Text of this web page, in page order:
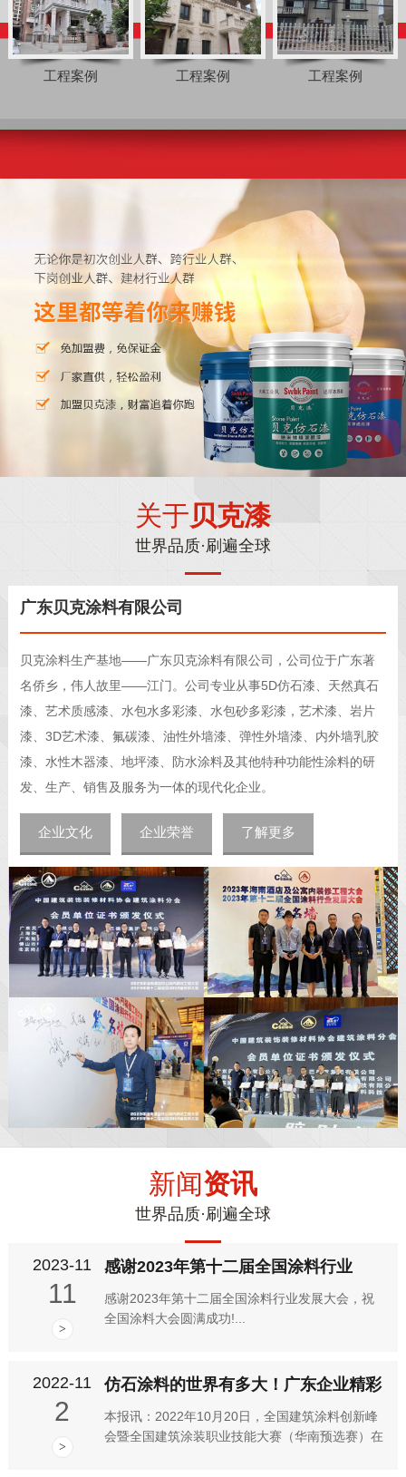
工程案例 工程案例 工程案例
关于贝克漆
世界品质·刷遍全球
广东贝克涂料有限公司
贝克涂料生产基地——广东贝克涂料有限公司，公司位于广东著
名侨乡，伟人故里——江门。公司专业从事5D仿石漆、天然真石
漆、艺术质感漆、水包水多彩漆、水包砂多彩漆，艺术漆、岩片
漆、3D艺术漆、氟碳漆、油性外墙漆、弹性外墙漆、内外墙乳胶
漆、水性木器漆、地坪漆、防水涂料及其他特种功能性涂料的研
发、生产、销售及服务为一体的现代化企业。
企业文化 企业荣誉 了解更多
新闻资讯
世界品质·刷遍全球
2023-11
11
>
感谢2023年第十二届全国涂料行业
感谢2023年第十二届全国涂料行业发展大会，祝
全国涂料大会圆满成功!...
2022-11
2
>
仿石涂料的世界有多大！广东企业精彩
本报讯：2022年10月20日，全国建筑涂料创新峰
会暨全国建筑涂装职业技能大赛（华南预选赛）在